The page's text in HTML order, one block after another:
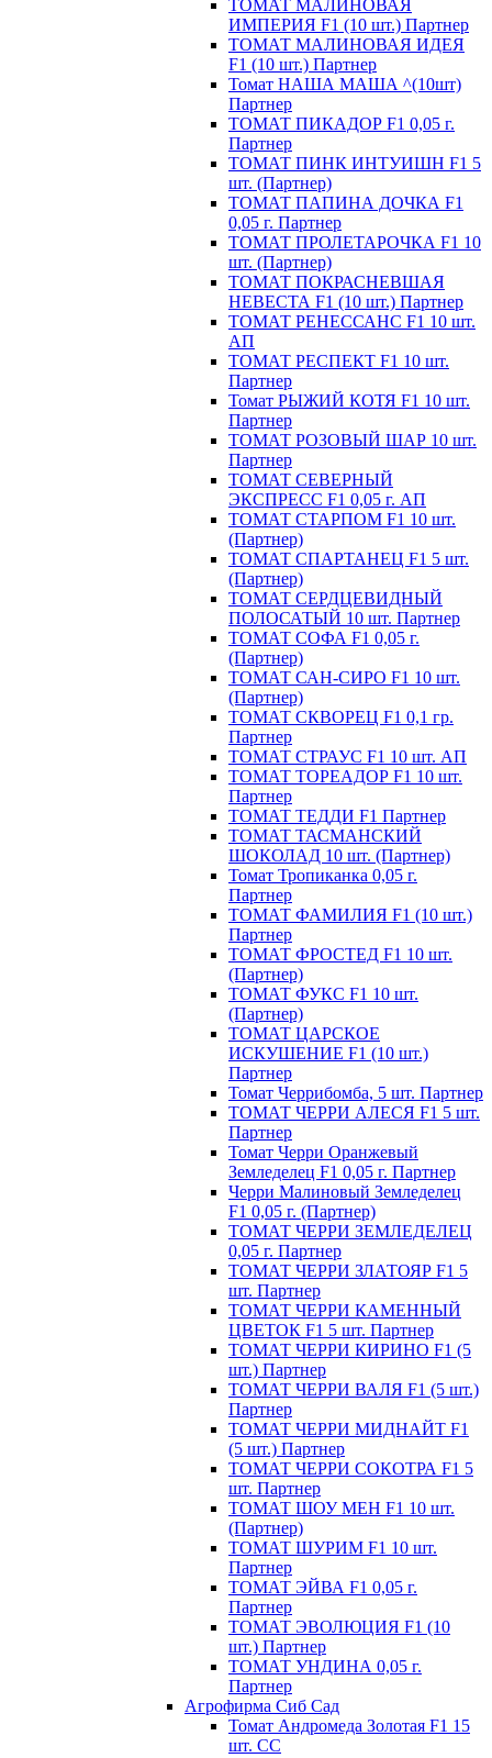
ТОМАТ МАЛИНОВАЯ
ИМПЕРИЯ F1 (10 шт.) Партнер
ТОМАТ МАЛИНОВАЯ ИДЕЯ
F1 (10 шт.) Партнер
Томат НАША МАША ^(10шт)
Партнер
ТОМАТ ПИКАДОР F1 0,05 г.
Партнер
ТОМАТ ПИНК ИНТУИШН F1 5
шт. (Партнер)
ТОМАТ ПАПИНА ДОЧКА F1
0,05 г. Партнер
ТОМАТ ПРОЛЕТАРОЧКА F1 10
шт. (Партнер)
ТОМАТ ПОКРАСНЕВШАЯ
НЕВЕСТА F1 (10 шт.) Партнер
ТОМАТ РЕНЕССАНС F1 10 шт.
АП
ТОМАТ РЕСПЕКТ F1 10 шт.
Партнер
Томат РЫЖИЙ КОТЯ F1 10 шт.
Партнер
ТОМАТ РОЗОВЫЙ ШАР 10 шт.
Партнер
ТОМАТ СЕВЕРНЫЙ
ЭКСПРЕСС F1 0,05 г. АП
ТОМАТ СТАРПОМ F1 10 шт.
(Партнер)
ТОМАТ СПАРТАНЕЦ F1 5 шт.
(Партнер)
ТОМАТ СЕРДЦЕВИДНЫЙ
ПОЛОСАТЫЙ 10 шт. Партнер
ТОМАТ СОФА F1 0,05 г.
(Партнер)
ТОМАТ САН-СИРО F1 10 шт.
(Партнер)
ТОМАТ СКВОРЕЦ F1 0,1 гр.
Партнер
ТОМАТ СТРАУС F1 10 шт. АП
ТОМАТ ТОРЕАДОР F1 10 шт.
Партнер
ТОМАТ ТЕДДИ F1 Партнер
ТОМАТ ТАСМАНСКИЙ
ШОКОЛАД 10 шт. (Партнер)
Томат Тропиканка 0,05 г.
Партнер
ТОМАТ ФАМИЛИЯ F1 (10 шт.)
Партнер
ТОМАТ ФРОСТЕД F1 10 шт.
(Партнер)
ТОМАТ ФУКС F1 10 шт.
(Партнер)
ТОМАТ ЦАРСКОЕ
ИСКУШЕНИЕ F1 (10 шт.)
Партнер
Томат Черрибомба, 5 шт. Партнер
ТОМАТ ЧЕРРИ АЛЕСЯ F1 5 шт.
Партнер
Томат Черри Оранжевый
Земледелец F1 0,05 г. Партнер
Черри Малиновый Земледелец
F1 0,05 г. (Партнер)
ТОМАТ ЧЕРРИ ЗЕМЛЕДЕЛЕЦ
0,05 г. Партнер
ТОМАТ ЧЕРРИ ЗЛАТОЯР F1 5
шт. Партнер
ТОМАТ ЧЕРРИ КАМЕННЫЙ
ЦВЕТОК F1 5 шт. Партнер
ТОМАТ ЧЕРРИ КИРИНО F1 (5
шт.) Партнер
ТОМАТ ЧЕРРИ ВАЛЯ F1 (5 шт.)
Партнер
ТОМАТ ЧЕРРИ МИДНАЙТ F1
(5 шт.) Партнер
ТОМАТ ЧЕРРИ СОКОТРА F1 5
шт. Партнер
ТОМАТ ШОУ МЕН F1 10 шт.
(Партнер)
ТОМАТ ШУРИМ F1 10 шт.
Партнер
ТОМАТ ЭЙВА F1 0,05 г.
Партнер
ТОМАТ ЭВОЛЮЦИЯ F1 (10
шт.) Партнер
ТОМАТ УНДИНА 0,05 г.
Партнер
Агрофирма Сиб Сад
Томат Андромеда Золотая F1 15
шт. СС